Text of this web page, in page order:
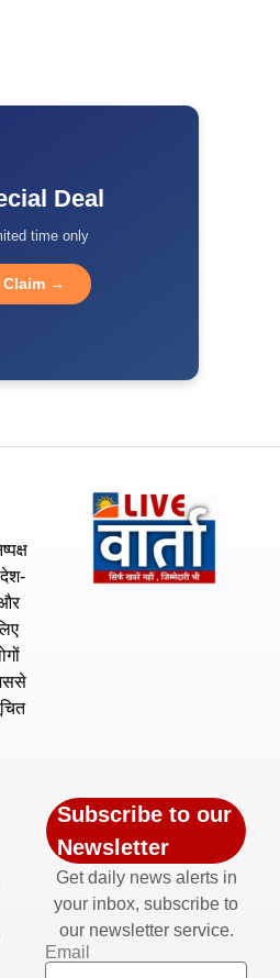
Deal
time only
Claim →
देश-
Subscribe to our
Newsletter
Get daily news alerts in
your inbox, subscribe to
our newsletter service.
Email